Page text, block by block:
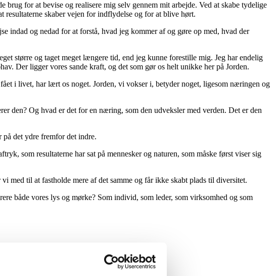
for at bevise og realisere mig selv gennem mit arbejde. Ved at skabe tydelige
resultaterne skaber vejen for indflydelse og for at blive hørt.
indad og nedad for at forstå, hvad jeg kommer af og gøre op med, hvad der
større og taget meget længere tid, end jeg kunne forestille mig. Jeg har endelig
Der ligger vores sande kraft, og det som gør os helt unikke her på Jorden.
i livet, har lært os noget. Jorden, vi vokser i, betyder noget, ligesom næringen og
den? Og hvad er det for en næring, som den udveksler med verden. Det er den
det ydre fremfor det indre.
som resultaterne har sat på mennesker og naturen, som måske først viser sig
med til at fastholde mere af det samme og får ikke skabt plads til diversitet.
både vores lys og mørke? Som individ, som leder, som virksomhed og som